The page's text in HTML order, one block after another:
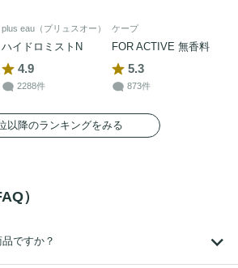
plus eau（プリュスオー）
ハイドロミストN
4.9
2288件
ケープ
FOR ACTIVE 無香料
5.3
873件
以降のランキングをみる
）
ですか？